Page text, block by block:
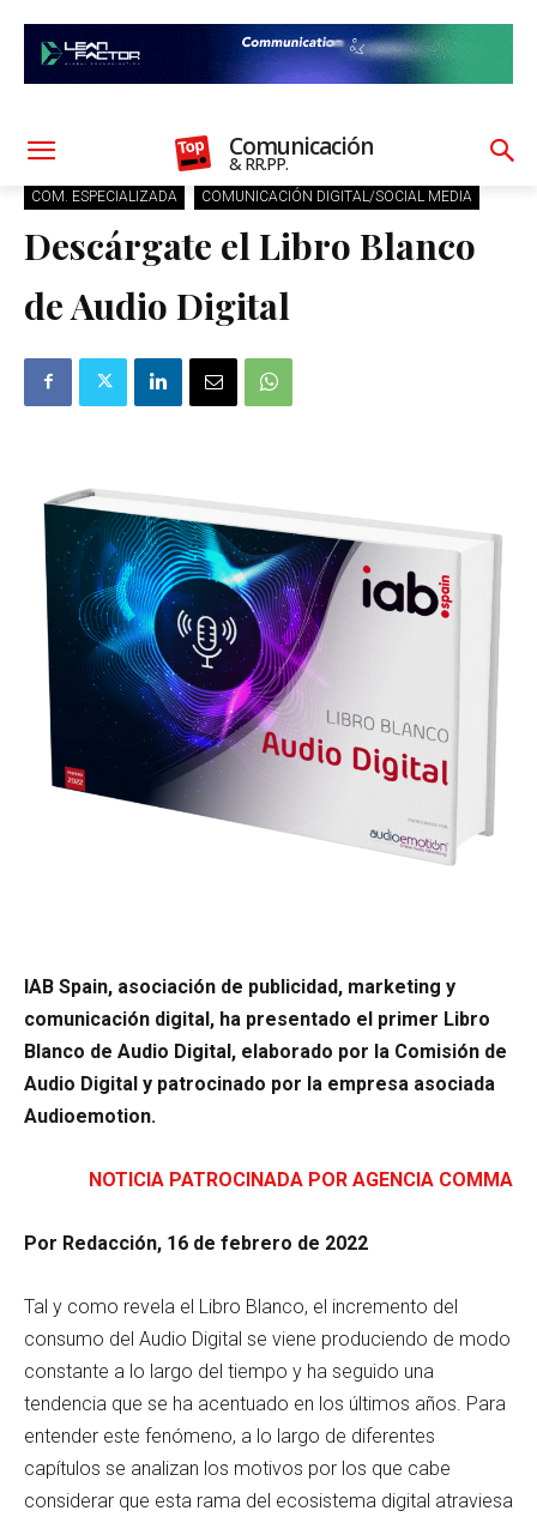
Comunicación
& RR.PP.
COM. ESPECIALIZADA COMUNICACIÓN DIGITAL/SOCIAL MEDIA
Descárgate el Libro Blanco
de Audio Digital
IAB Spain, asociación de publicidad, marketing y
comunicación digital, ha presentado el primer Libro
Blanco de Audio Digital, elaborado por la Comisión de
Audio Digital y patrocinado por la empresa asociada
Audioemotion.
NOTICIA PATROCINADA POR AGENCIA COMMA
Por Redacción, 16 de febrero de 2022
Tal y como revela el Libro Blanco, el incremento del
consumo del Audio Digital se viene produciendo de modo
constante a lo largo del tiempo y ha seguido una
tendencia que se ha acentuado en los últimos años. Para
entender este fenómeno, a lo largo de diferentes
capítulos se analizan los motivos por los que cabe
considerar que esta rama del ecosistema digital atraviesa